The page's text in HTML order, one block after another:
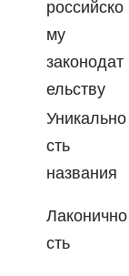
российско
му
законодат
ельству
Уникально
сть
названия
Лаконично
сть